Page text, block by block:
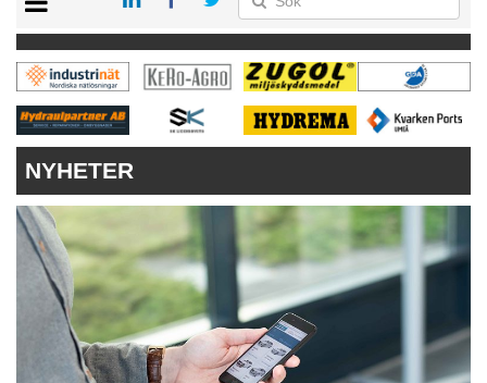
KONTAKT
VÅRA ANDRA MAGASIN
PRENUMERERA
ANNONSERA
NYHETER